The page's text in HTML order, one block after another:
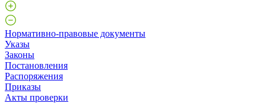
Нормативно-правовые документы
Указы
Законы
Постановления
Распоряжения
Приказы
Акты проверки